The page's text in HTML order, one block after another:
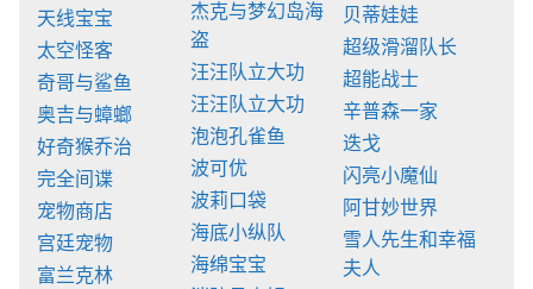
天线宝宝
太空怪客
奇哥与鲨鱼
奥吉与蟑螂
好奇猴乔治
完全间谍
宠物商店
宫廷宠物
富兰克林
杰克与梦幻岛海
盗
汪汪队立大功
汪汪队立大功
泡泡孔雀鱼
波可优
波莉口袋
海底小纵队
海绵宝宝
贝蒂娃娃
超级滑溜队长
超能战士
辛普森一家
迭戈
闪亮小魔仙
阿甘妙世界
雪人先生和幸福
夫人